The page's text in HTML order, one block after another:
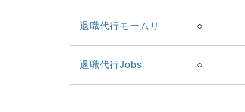
退職代行モームリ ○
退職代行Jobs ○